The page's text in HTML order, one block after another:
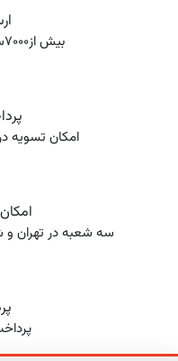
بیش از7000سفارش درسراسر ایران
امکان تسویه
سه شعبه در تهران و
پرداخت 100%